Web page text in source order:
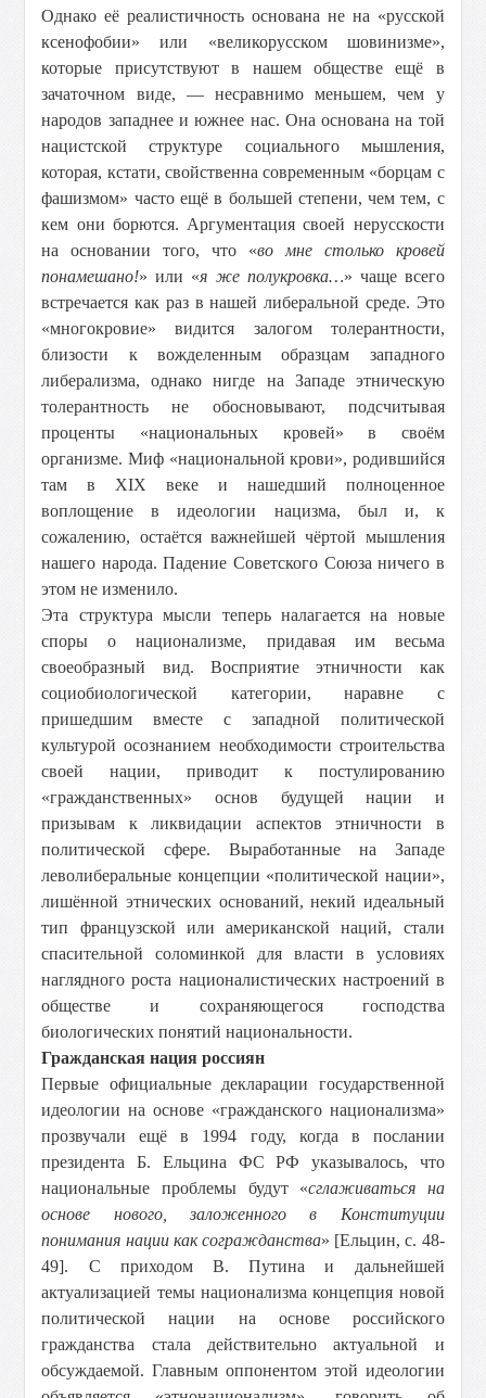
Однако её реалистичность основана не на «русской
ксенофобии» или «великорусском шовинизме»,
которые присутствуют в нашем обществе ещё в
зачаточном виде, — несравнимо меньшем, чем у
народов западнее и южнее нас. Она основана на той
нацистской структуре социального мышления,
которая, кстати, свойственна современным «борцам с
фашизмом» часто ещё в большей степени, чем тем, с
кем они борются. Аргументация своей нерусскости
на основании того, что «во мне столько кровей
понамешано!» или «я же полукровка…» чаще всего
встречается как раз в нашей либеральной среде. Это
«многокровие» видится залогом толерантности,
близости к вожделенным образцам западного
либерализма, однако нигде на Западе этническую
толерантность не обосновывают, подсчитывая
проценты «национальных кровей» в своём
организме. Миф «национальной крови», родившийся
там в XIX веке и нашедший полноценное
воплощение в идеологии нацизма, был и, к
сожалению, остаётся важнейшей чёртой мышления
нашего народа. Падение Советского Союза ничего в
этом не изменило.
Эта структура мысли теперь налагается на новые
споры о национализме, придавая им весьма
своеобразный вид. Восприятие этничности как
социобиологической категории, наравне с
пришедшим вместе с западной политической
культурой осознанием необходимости строительства
своей нации, приводит к постулированию
«гражданственных» основ будущей нации и
призывам к ликвидации аспектов этничности в
политической сфере. Выработанные на Западе
леволиберальные концепции «политической нации»,
лишённой этнических оснований, некий идеальный
тип французской или американской наций, стали
спасительной соломинкой для власти в условиях
наглядного роста националистических настроений в
обществе и сохраняющегося господства
биологических понятий национальности.
Гражданская нация россиян
Первые официальные декларации государственной
идеологии на основе «гражданского национализма»
прозвучали ещё в 1994 году, когда в послании
президента Б. Ельцина ФС РФ указывалось, что
национальные проблемы будут «сглаживаться на
основе нового, заложенного в Конституции
понимания нации как согражданства» [Ельцин, с. 48-
49]. С приходом В. Путина и дальнейшей
актуализацией темы национализма концепция новой
политической нации на основе российского
гражданства стала действительно актуальной и
обсуждаемой. Главным оппонентом этой идеологии